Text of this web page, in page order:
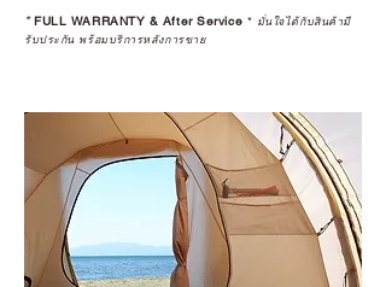
*FULL WARRANTY & After Service * มั่นใจได้กับสินค้ามี
รับประกัน พร้อมบริการหลังการขาย